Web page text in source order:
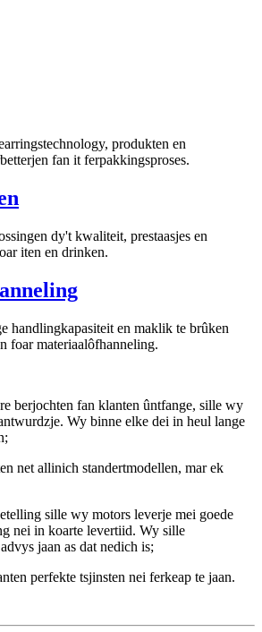
produkten en
fan it ferpakkingsproses.
dy't kwaliteit, prestaasjes en
iten en drinken.
handlingkapasiteit en maklik te brûken
foar materiaalôfhanneling.
berjochten fan klanten ûntfange, sille wy
Wy binne elke dei in heul lange
net allinich standertmodellen, mar ek
sille wy motors leverje mei goede
nei in koarte levertiid. Wy sille
jaan as dat nedich is;
perfekte tsjinsten nei ferkeap te jaan.